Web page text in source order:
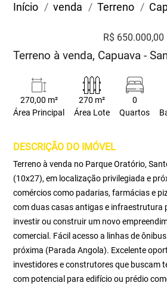
Início venda Terreno
R$ 650.000,00
Terreno à venda, Capuava -
270,00 m²
Área Principal
270 m²
Área Lote
0
Quartos
DESCRIÇÃO DO IMÓVEL
Terreno à venda no Parque Oratório,
(10x27), em localização privilegiada e
comércios como padarias, farmácias e
com duas casas antigas e infraestrutura
investir ou construir um novo
comercial. Fácil acesso a linhas de
próxima (Parada Angola). Excelente
investidores e construtores que buscam
com potencial para edifício ou prédio